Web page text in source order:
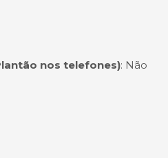
nos telefones): Não